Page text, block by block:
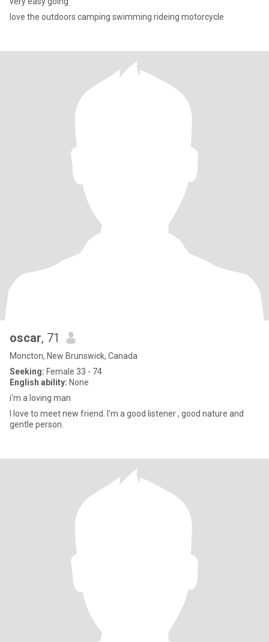
love the outdoors camping swimming rideing motorcycle
oscar, 71
Moncton, New Brunswick, Canada
Seeking: Female 33 - 74
English ability: None
i'm a loving man
I love to meet new friend. I'm a good listener , good nature and
gentle person.